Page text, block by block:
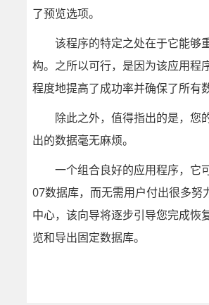
了预览选项。
该程序的特定之处在于它能够
构。之所以可行，是因为该应用程
程度地提高了成功率并确保了所有
除此之外，值得指出的是，您
出的数据毫无麻烦。
一个组合良好的应用程序，它
07数据库，而无需用户付出很多努
中心，该向导将逐步引导您完成恢
览和导出固定数据库。